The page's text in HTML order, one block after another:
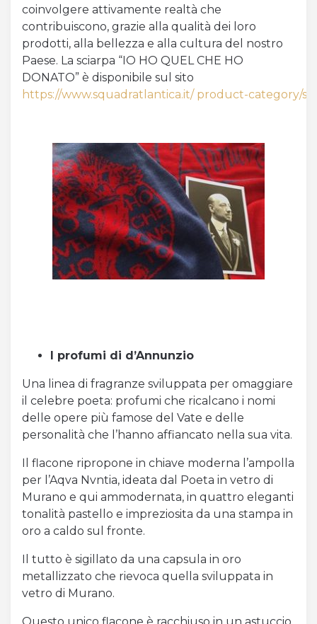
coinvolgere attivamente realtà che
contribuiscono, grazie alla qualità dei loro
prodotti, alla bellezza e alla cultura del nostro
Paese. La sciarpa “IO HO QUEL CHE HO
DONATO” è disponibile sul sito
https://www.squadratlantica.it/ product-category/
I profumi di d’Annunzio
Una linea di fragranze sviluppata per omaggiare
il celebre poeta: profumi che ricalcano i nomi
delle opere più famose del Vate e delle
personalità che l’hanno affiancato nella sua vita.
Il flacone ripropone in chiave moderna l’ampolla
per l’Aqva Nvntia, ideata dal Poeta in vetro di
Murano e qui ammodernata, in quattro eleganti
tonalità pastello e impreziosita da una stampa in
oro a caldo sul fronte.
Il tutto è sigillato da una capsula in oro
metallizzato che rievoca quella sviluppata in
vetro di Murano.